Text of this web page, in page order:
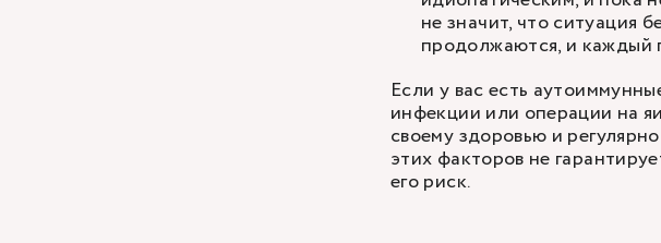
не значит, что ситуация
продолжаются, и каждый
Если у вас есть
инфекции или операции на
своему здоровью и
этих факторов не
его риск.